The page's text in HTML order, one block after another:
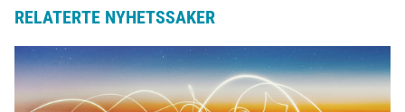
RELATERTE NYHETSSAKER